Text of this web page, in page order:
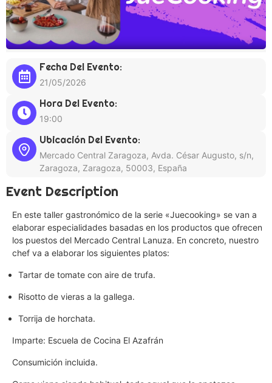
Fecha Del Evento:
21/05/2026
Hora Del Evento:
19:00
Ubicación Del Evento:
Mercado Central Zaragoza, Avda. César Augusto, s/n,
Zaragoza, Zaragoza, 50003, España
Event Description
En este taller gastronómico de la serie «Juecooking» se van a
elaborar especialidades basadas en los productos que ofrecen
los puestos del Mercado Central Lanuza. En concreto, nuestro
chef va a elaborar los siguientes platos:
Tartar de tomate con aire de trufa.
Risotto de vieras a la gallega.
Torrija de horchata.
Imparte: Escuela de Cocina El Azafrán
Consumición incluida.